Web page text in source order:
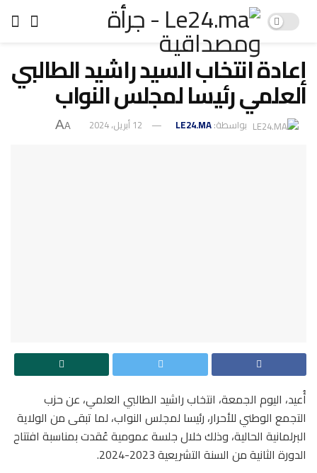
إعادة انتخاب السيد راشيد الطالبي
العلمي رئيسا لمجلس النواب
بواسطة:LE24.MA 12 أبريل، 2024 A
A
أُعيد، اليوم الجمعة، انتخاب راشيد الطالبي العلمي، عن حزب
التجمع الوطني للأحرار، رئيسا لمجلس النواب، لما تبقى من الولاية
البرلمانية الحالية، وذلك خلال جلسة عمومية عُقدت بمناسبة افتتاح
الدورة الثانية من السنة التشريعية 2023-2024.